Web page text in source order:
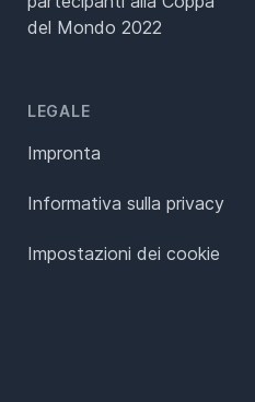
del Mondo 2022
LEGALE
Impronta
Informativa sulla privacy
Impostazioni dei cookie